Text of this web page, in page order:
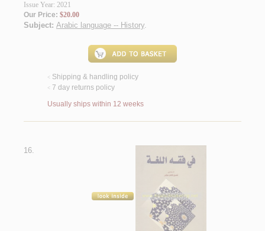
Issue Year: 2021
Our Price: $20.00
Subject: Arabic language -- History.
< Shipping & handling policy
< 7 day returns policy
Usually ships within 12 weeks
16.